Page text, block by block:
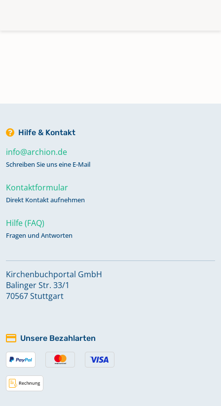
Hilfe & Kontakt
info@archion.de
Schreiben Sie uns eine E-Mail
Kontaktformular
Direkt Kontakt aufnehmen
Hilfe (FAQ)
Fragen und Antworten
Kirchenbuchportal GmbH
Balinger Str. 33/1
70567 Stuttgart
Unsere Bezahlarten